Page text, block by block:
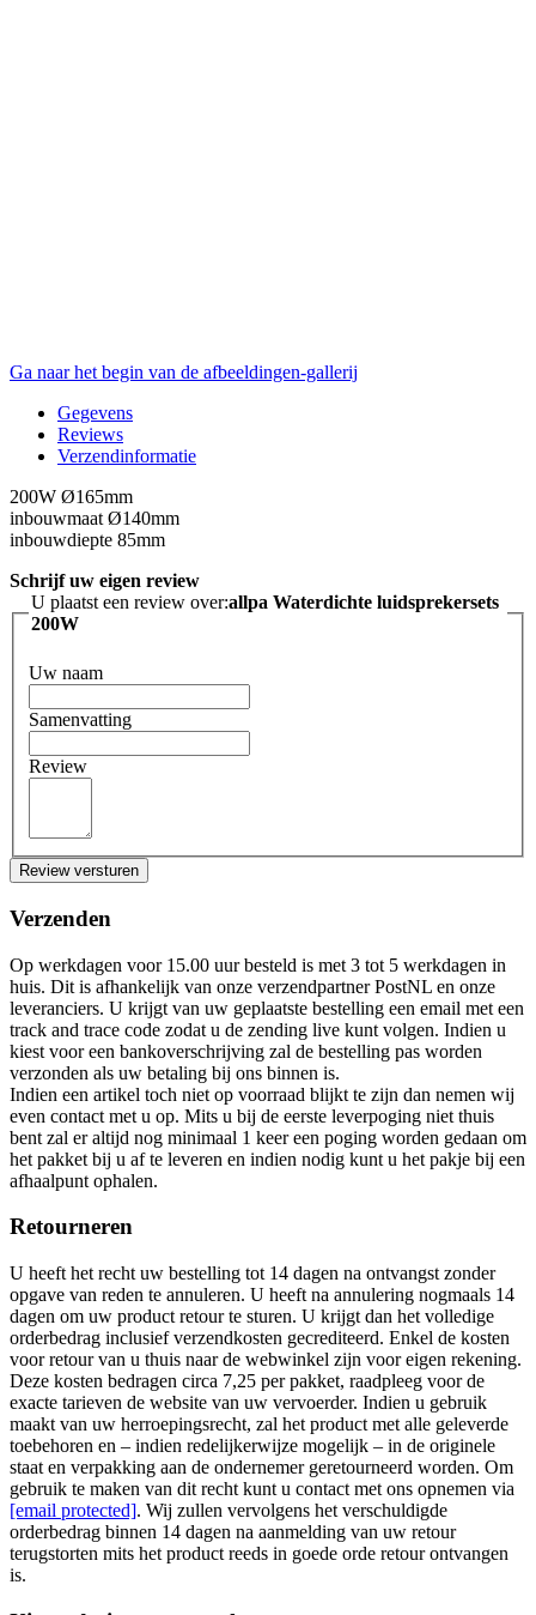
Ga naar het begin van de afbeeldingen-gallerij
Gegevens
Reviews
Verzendinformatie
200W Ø165mm
inbouwmaat Ø140mm
inbouwdiepte 85mm
Schrijf uw eigen review
U plaatst een review over:allpa Waterdichte luidsprekersets
200W
Uw naam
Samenvatting
Review
Review versturen
Verzenden
Op werkdagen voor 15.00 uur besteld is met 3 tot 5 werkdagen in
huis. Dit is afhankelijk van onze verzendpartner PostNL en onze
leveranciers. U krijgt van uw geplaatste bestelling een email met een
track and trace code zodat u de zending live kunt volgen. Indien u
kiest voor een bankoverschrijving zal de bestelling pas worden
verzonden als uw betaling bij ons binnen is.
Indien een artikel toch niet op voorraad blijkt te zijn dan nemen wij
even contact met u op. Mits u bij de eerste leverpoging niet thuis
bent zal er altijd nog minimaal 1 keer een poging worden gedaan om
het pakket bij u af te leveren en indien nodig kunt u het pakje bij een
afhaalpunt ophalen.
Retourneren
U heeft het recht uw bestelling tot 14 dagen na ontvangst zonder
opgave van reden te annuleren. U heeft na annulering nogmaals 14
dagen om uw product retour te sturen. U krijgt dan het volledige
orderbedrag inclusief verzendkosten gecrediteerd. Enkel de kosten
voor retour van u thuis naar de webwinkel zijn voor eigen rekening.
Deze kosten bedragen circa 7,25 per pakket, raadpleeg voor de
exacte tarieven de website van uw vervoerder. Indien u gebruik
maakt van uw herroepingsrecht, zal het product met alle geleverde
toebehoren en – indien redelijkerwijze mogelijk – in de originele
staat en verpakking aan de ondernemer geretourneerd worden. Om
gebruik te maken van dit recht kunt u contact met ons opnemen via
[email protected]. Wij zullen vervolgens het verschuldigde
orderbedrag binnen 14 dagen na aanmelding van uw retour
terugstorten mits het product reeds in goede orde retour ontvangen
is.